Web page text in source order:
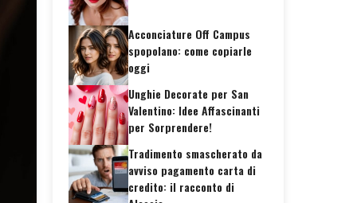
Acconciature Off Campus
spopolano: come copiarle
oggi
Unghie Decorate per San
Valentino: Idee Affascinanti
per Sorprendere!
Tradimento smascherato da
avviso pagamento carta di
credito: il racconto di